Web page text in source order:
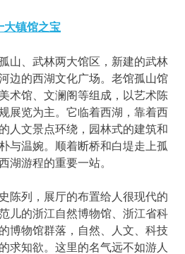
大镇馆之宝
山、武林两大馆区，新建的武林
边的西湖文化广场。老馆孤山馆
术馆、文澜阁等组成，以艺术陈
展览为主。它临着西湖，靠着西
人文景点环绕，园林式的建筑和
与温婉。顺着断桥和白堤走上孤
湖游程的重要一站。
陈列，展厅的布置给人很现代的
儿的浙江自然博物馆、浙江省科
博物馆群落，自然、人文、科技
求知欲。这里的名气远不如游人